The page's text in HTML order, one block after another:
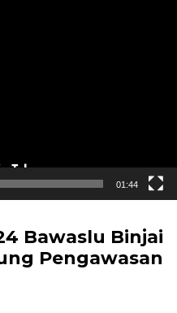
01:44
Bawaslu Binjai
Pengawasan